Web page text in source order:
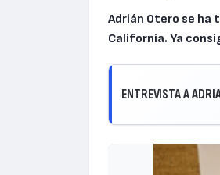
Adrián Otero se ha
California. Ya
ENTREVISTA A